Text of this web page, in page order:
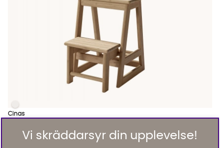
NOBLE Stegpall Bambu Finns även i dessa färger:
NOBLE Stegpall Bambu
Cinas
1695 :-
Lägg till
Vi skräddarsyr din upplevelse!